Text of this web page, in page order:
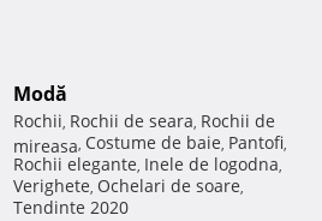
Modă
Rochii, Rochii de seara, Rochii de
mireasa, Costume de baie, Pantofi,
Rochii elegante, Inele de logodna,
Verighete, Ochelari de soare,
Tendinte 2020